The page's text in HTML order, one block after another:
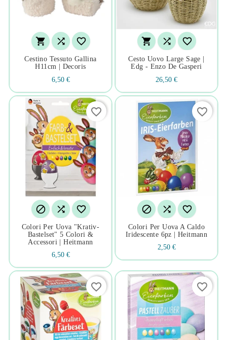
  
Cestino Tessuto Gallina
H11cm | Decoris
6,50 €
  
Cesto Uovo Large Sage |
Edg - Enzo De Gasperi
26,50 €
  
Colori Per Uova "krativ-
Bastelset" 5 Colori &
Accessori | Heitmann
6,50 €
favorite_border
  
Colori Per Uova A Caldo
Iridescente 6pz | Heitmann
2,50 €
favorite_border
favorite_border favorite_border